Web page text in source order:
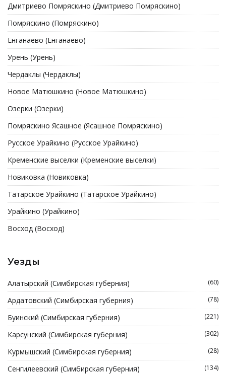
Дмитриево Помряскино (Дмитриево Помряскино)
Помряскино (Помряскино)
Енганаево (Енганаево)
Урень (Урень)
Чердаклы (Чердаклы)
Новое Матюшкино (Новое Матюшкино)
Озерки (Озерки)
Помряскино Ясашное (Ясашное Помряскино)
Русское Урайкино (Русское Урайкино)
Кременские выселки (Кременские выселки)
Новиковка (Новиковка)
Татарское Урайкино (Татарское Урайкино)
Урайкино (Урайкино)
Восход (Восход)
Уезды
Алатырский (Симбирская губерния) (60)
Ардатовский (Симбирская губерния) (78)
Буинский (Симбирская губерния) (221)
Карсунский (Симбирская губерния) (302)
Курмышский (Симбирская губерния) (28)
Сенгилеевский (Симбирская губерния) (134)